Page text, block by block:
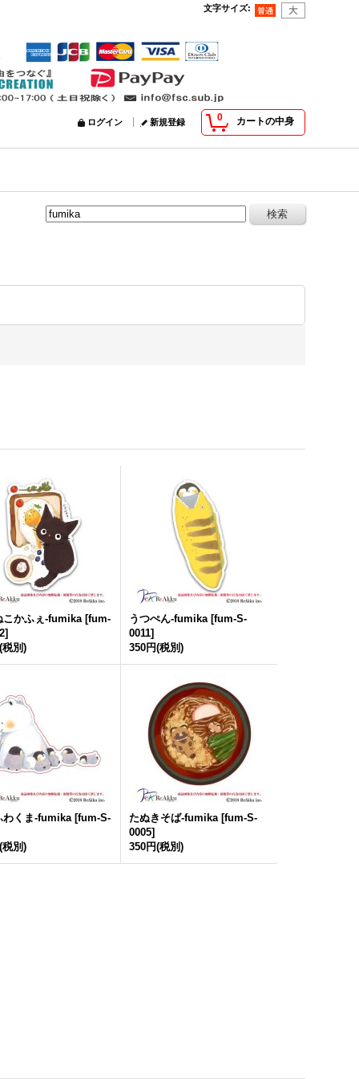
文字サイズ:
0 カートの中身
ログイン 新規登録
こかふぇ-fumika [fum-
]
(税別)
うつぺん-fumika [fum-S-
0011]
350円(税別)
わくま-fumika [fum-S-
(税別)
たぬきそば-fumika [fum-S-
0005]
350円(税別)